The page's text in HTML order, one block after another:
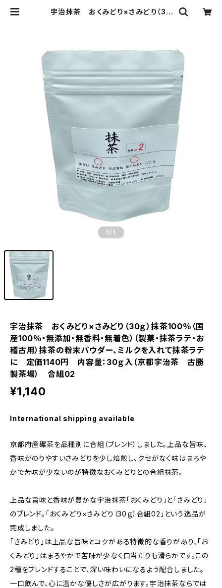
宇治抹茶 おくみどり×さみどり（30
内容量：30ｇ入（京都宇治茶 古勝製
茶場） 合組02 | 京都宇治茶 古勝
1 /1
宇治抹茶 おくみどり×さみどり（30ｇ）抹茶100％（国
産100％・無添加・無香料・無着色）（製菓・抹茶ラテ・お
稽古用）抹茶の粉末パウダー、ミルクを入れて抹茶ラテ
に 定価1140円 内容量：30ｇ入（京都宇治茶 古勝
製茶場） 合組02
¥1,140
International shipping available
京都府産碾茶を品種別に合組（ブレンド）しました。上品な旨味、
香味がのりやすいさみどりを少し焙煎し、クセがなく味はまろや
かで苦味が少ないのが特徴なおくみどりとの合組抹茶。
上品な旨味と香味が豊かな宇治抹茶「おくみどり」と「さみどり」
のブレンド。「おくみどり×さみどり（30ｇ）合組02」という逸品が
完成しました。
「さみどり」は上品な旨味とコクがある特徴的な香りがあり、「お
くみどり」はまろやかで苦味が少なく口当たりも滑らかです。この
2種をブレンドすることで、深い味わいになるよう配合しました。
一口飲んで、心に温かな優しさが広がります。宇治抹茶ならでは